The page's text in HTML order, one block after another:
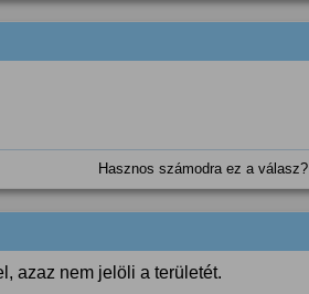
Hasznos számodra ez a válasz?
azaz nem jelöli a területét.